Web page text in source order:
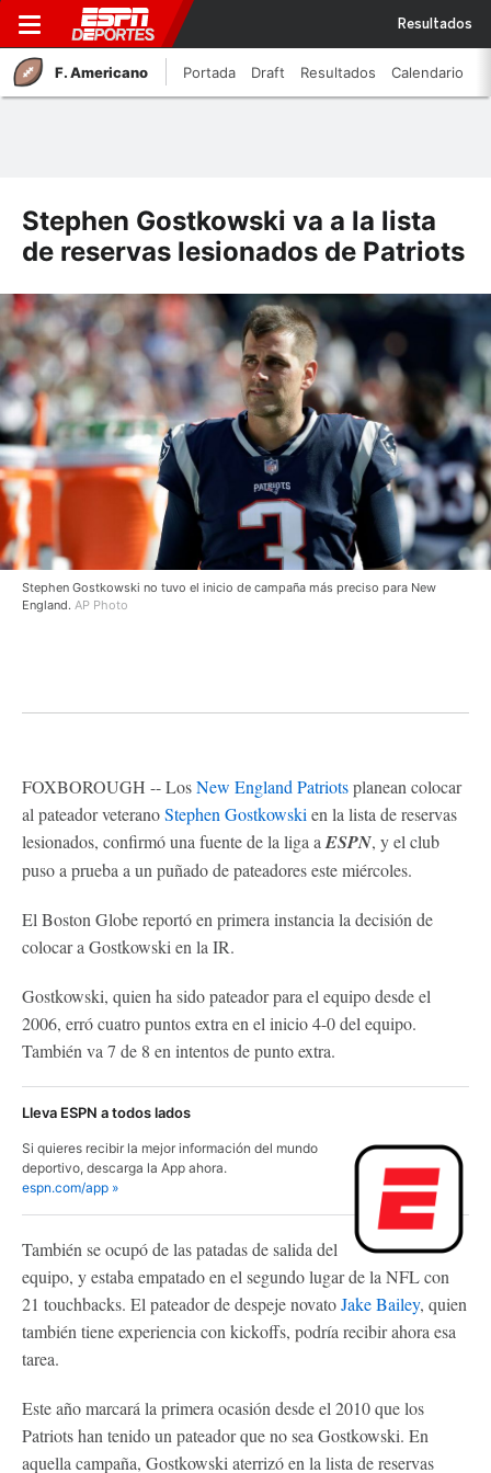
Resultados
F. Americano Portada Draft Resultados Calendario
Stephen Gostkowski va a la lista
de reservas lesionados de Patriots
Stephen Gostkowski no tuvo el inicio de campaña más preciso para New
England. AP Photo
FOXBOROUGH -- LosNew England Patriotsplanean colocar
al pateador veteranoStephen Gostkowski en la lista de reservas
lesionados, confirmó una fuente de la liga a ESPN, y el club
puso a prueba a un puñado de pateadores este miércoles.
El Boston Globe reportó en primera instancia la decisión de
colocar a Gostkowski en la IR.
Gostkowski, quien ha sido pateador para el equipo desde el
2006, erró cuatro puntos extra en el inicio 4-0 del equipo.
También va 7 de 8 en intentos de punto extra.
Lleva ESPN a todos lados
Si quieres recibir la mejor información del mundo
deportivo, descarga la App ahora.
espn.com/app »
También se ocupó de las patadas de salida del
equipo, y estaba empatado en el segundo lugar de la NFL con
21 touchbacks. El pateador de despeje novatoJake Bailey, quien
también tiene experiencia con kickoffs, podría recibir ahora esa
tarea.
Este año marcará la primera ocasión desde el 2010 que los
Patriots han tenido un pateador que no sea Gostkowski. En
aquella campaña, Gostkowski aterrizó en la lista de reservas